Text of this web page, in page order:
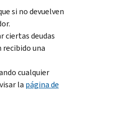
si no devuelven
ciertas deudas
una
cualquier
la página de